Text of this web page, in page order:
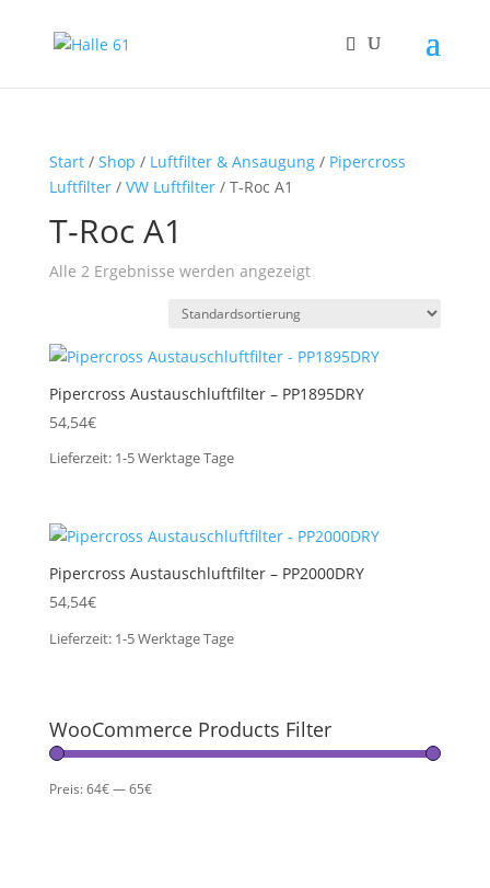
Start/ Shop / Luftfilter & Ansaugung/ Pipercross
Luftfilter/ VW Luftfilter/ T-Roc A1
T-Roc A1
Alle 2 Ergebnisse werden angezeigt
Pipercross Austauschluftfilter – PP1895DRY
54,54€
Lieferzeit: 1-5 WerktageTage
Pipercross Austauschluftfilter – PP2000DRY
54,54€
Lieferzeit: 1-5 WerktageTage
WooCommerce Products Filter
Preis:64€—65€